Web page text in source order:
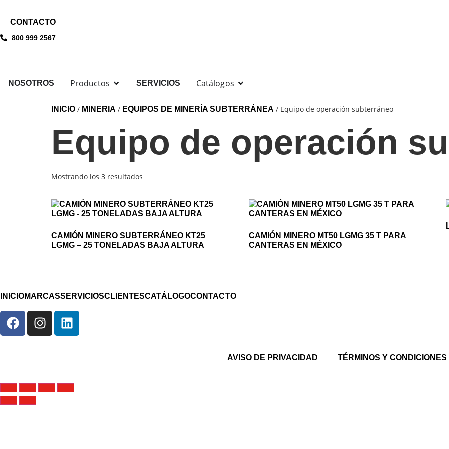
CONTACTO
800 999 2567
NOSOTROS Productos SERVICIOS Catálogos
INICIO / MINERIA / EQUIPOS DE MINERÍA SUBTERRÁNEA / Equipo de operación subterráneo
Equipo de operación
Mostrando los 3 resultados
CAMIÓN MINERO SUBTERRÁNEO KT25
LGMG – 25 TONELADAS BAJA ALTURA
CAMIÓN MINERO MT50 LGMG 35 T PARA
CANTERAS EN MÉXICO
INICIOMARCASSERVICIOSCLIENTESCATÁLOGOCONTACTO
AVISO DE PRIVACIDAD TÉRMINOS Y CONDICIONES